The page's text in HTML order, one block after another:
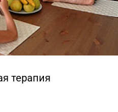
терапия